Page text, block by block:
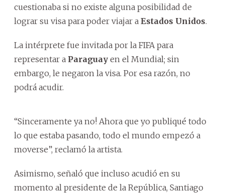
cuestionaba si no existe alguna posibilidad de
lograr su visa para poder viajar a Estados Unidos.
La intérprete fue invitada por la FIFA para
representar a Paraguay en el Mundial; sin
embargo, le negaron la visa. Por esa razón, no
podrá acudir.
“Sinceramente ya no! Ahora que yo publiqué todo
lo que estaba pasando, todo el mundo empezó a
moverse”, reclamó la artista.
Asimismo, señaló que incluso acudió en su
momento al presidente de la República, Santiago